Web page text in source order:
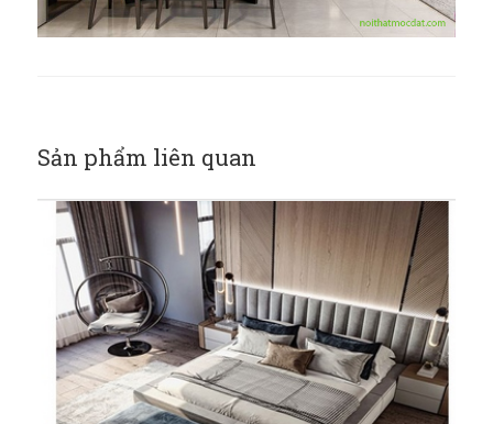
Sản phẩm liên quan